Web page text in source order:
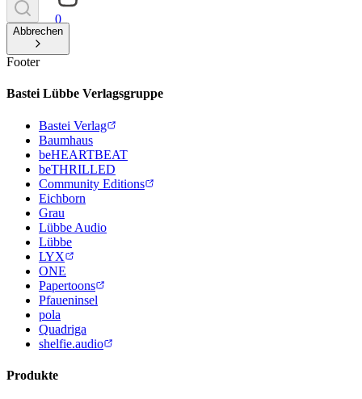
0
Abbrechen
Footer
Bastei Lübbe Verlagsgruppe
Bastei Verlag
Baumhaus
beHEARTBEAT
beTHRILLED
Community Editions
Eichborn
Grau
Lübbe Audio
Lübbe
LYX
ONE
Papertoons
Pfaueninsel
pola
Quadriga
shelfie.audio
Produkte